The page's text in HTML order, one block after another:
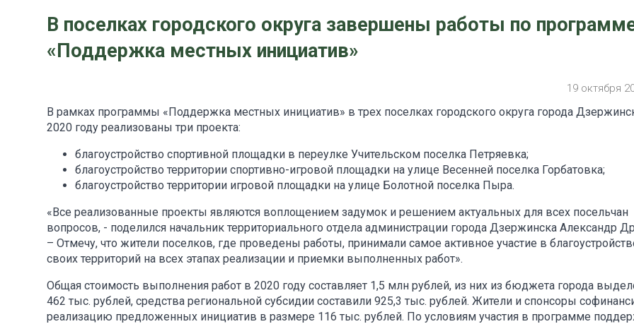
В поселках городского округа завершены работы по
«Поддержка местных инициатив»
19 октября
В рамках программы «Поддержка местных инициатив» в трех поселках городского округа города
2020 году реализованы три проекта:
благоустройство спортивной площадки в переулке Учительском поселка Петряевка;
благоустройство территории спортивно-игровой площадки на улице Весенней поселка Горбатовка;
благоустройство территории игровой площадки на улице Болотной поселка Пыра.
«Все реализованные проекты являются воплощением задумок и решением актуальных для всех посельчан
вопросов, - поделился начальник территориального отдела администрации города Дзержинска Александр
– Отмечу, что жители поселков, где проведены работы, принимали самое активное участие в
своих территорий на всех этапах реализации и приемки выполненных работ».
Общая стоимость выполнения работ в 2020 году составляет 1,5 млн рублей, из них из бюджета города
462 тыс. рублей, средства региональной субсидии составили 925,3 тыс. рублей. Жители и спонсоры
реализацию предложенных инициатив в размере 116 тыс. рублей. По условиям участия в программе